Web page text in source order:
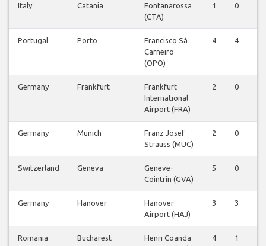
Italy Catania
Fontanarossa
(CTA)
1 0
Portugal Porto
Francisco Sá
Carneiro
(OPO)
4 4
Germany Frankfurt
Frankfurt
International
Airport (FRA)
2 0
Germany Munich
Franz Josef
Strauss (MUC)
2 0
Switzerland Geneva
Geneve-
Cointrin (GVA)
5 0
Germany Hanover
Hanover
Airport (HAJ)
3 3
Romania
Bucharest
Henri Coanda
4 1